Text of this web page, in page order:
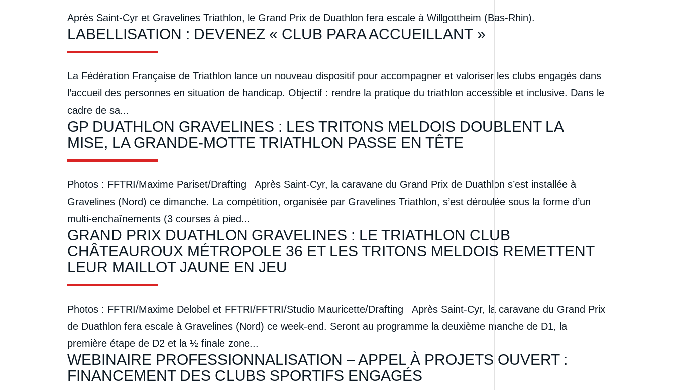
Après Saint-Cyr et Gravelines Triathlon, le Grand Prix de Duathlon fera escale à Willgottheim (Bas-Rhin).
LABELLISATION : DEVENEZ « CLUB PARA ACCUEILLANT »
La Fédération Française de Triathlon lance un nouveau dispositif pour accompagner et valoriser les clubs engagés dans
l’accueil des personnes en situation de handicap. Objectif : rendre la pratique du triathlon accessible et inclusive. Dans le
cadre de sa...
GP DUATHLON GRAVELINES : LES TRITONS MELDOIS DOUBLENT LA
MISE, LA GRANDE-MOTTE TRIATHLON PASSE EN TÊTE
Photos : FFTRI/Maxime Pariset/Drafting Après Saint-Cyr, la caravane du Grand Prix de Duathlon s’est installée à
Gravelines (Nord) ce dimanche. La compétition, organisée par Gravelines Triathlon, s’est déroulée sous la forme d’un
multi-enchaînements (3 courses à pied...
GRAND PRIX DUATHLON GRAVELINES : LE TRIATHLON CLUB
CHÂTEAUROUX MÉTROPOLE 36 ET LES TRITONS MELDOIS REMETTENT
LEUR MAILLOT JAUNE EN JEU
Photos : FFTRI/Maxime Delobel et FFTRI/FFTRI/Studio Mauricette/Drafting Après Saint-Cyr, la caravane du Grand Prix
de Duathlon fera escale à Gravelines (Nord) ce week-end. Seront au programme la deuxième manche de D1, la
première étape de D2 et la ½ finale zone...
WEBINAIRE PROFESSIONNALISATION – APPEL À PROJETS OUVERT :
FINANCEMENT DES CLUBS SPORTIFS ENGAGÉS